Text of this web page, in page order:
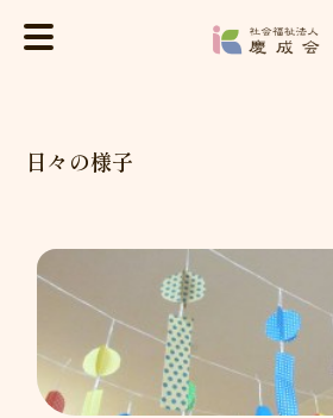
慶成会について
法人概要
私たちが大切にしていること
慶成会の取り組み
日々の様子